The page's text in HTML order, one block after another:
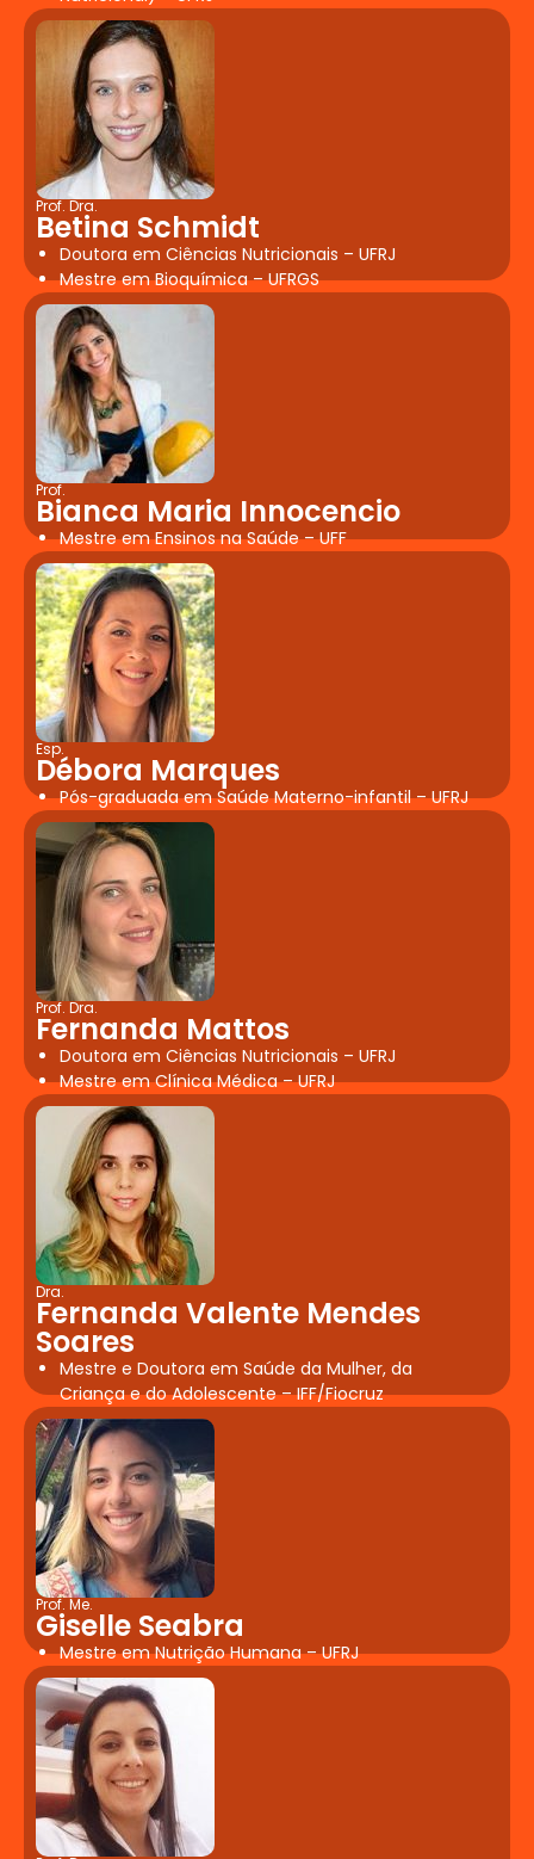
Prof. Dra.
Betina Schmidt
Doutora em Ciências Nutricionais – UFRJ
Mestre em Bioquímica – UFRGS
Prof.
Bianca Maria Innocencio
Mestre em Ensinos na Saúde – UFF
Esp.
Débora Marques
Pós-graduada em Saúde Materno-infantil – UFRJ
Prof. Dra.
Fernanda Mattos
Doutora em Ciências Nutricionais – UFRJ
Mestre em Clínica Médica – UFRJ
Dra.
Fernanda Valente Mendes
Soares
Mestre e Doutora em Saúde da Mulher, da
Criança e do Adolescente – IFF/Fiocruz
Prof. Me.
Giselle Seabra
Mestre em Nutrição Humana – UFRJ